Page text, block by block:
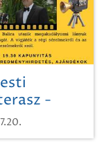
-
a